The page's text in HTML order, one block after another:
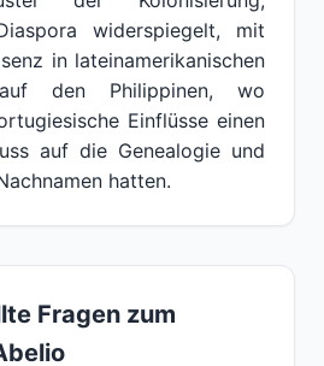
widerspiegelt, mit
in lateinamerikanischen
den Philippinen, wo
Einflüsse einen
auf die Genealogie und
hatten.
Fragen zum